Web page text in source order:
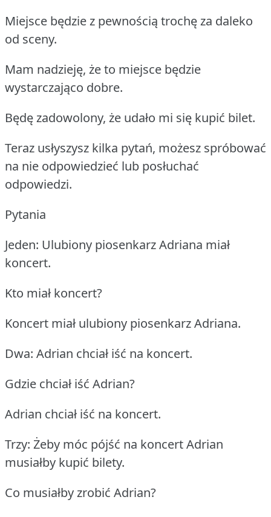
Miejsce będzie z pewnością trochę za daleko
od sceny.
Mam nadzieję, że to miejsce będzie
wystarczająco dobre.
Będę zadowolony, że udało mi się kupić bilet.
Teraz usłyszysz kilka pytań, możesz spróbować
na nie odpowiedzieć lub posłuchać
odpowiedzi.
Pytania
Jeden: Ulubiony piosenkarz Adriana miał
koncert.
Kto miał koncert?
Koncert miał ulubiony piosenkarz Adriana.
Dwa: Adrian chciał iść na koncert.
Gdzie chciał iść Adrian?
Adrian chciał iść na koncert.
Trzy: Żeby móc pójść na koncert Adrian
musiałby kupić bilety.
Co musiałby zrobić Adrian?